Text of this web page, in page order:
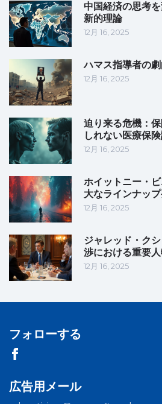
中国経済の思考
新的理論
12月 16, 2025
ハマス指導者の
12月 16, 2025
迫り来る危機：
しれない医療保
12月 16, 2025
ホイットニー・
大なラインナッ
12月 16, 2025
ジャレッド・ク
渉における重要
12月 16, 2025
フォローする
広告用メール